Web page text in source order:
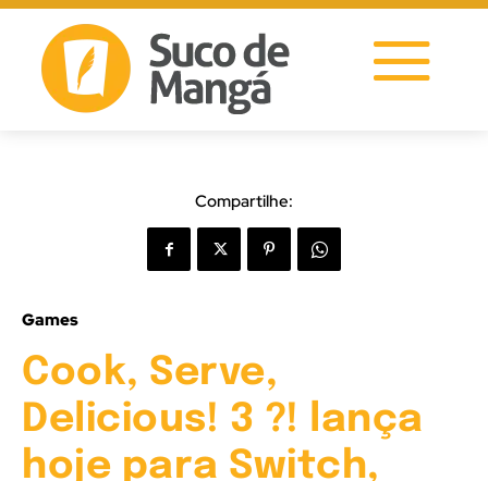
Compartilhe:
Games
Cook, Serve,
Delicious! 3 ?! lança
hoje para Switch,